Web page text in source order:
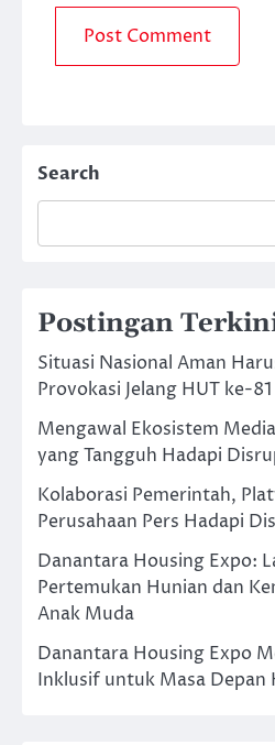
Search
Postingan
Situasi Nasional Aman
Provokasi Jelang HUT ke-81
Mengawal Ekosistem
yang Tangguh Hadapi
Kolaborasi Pemerintah,
Perusahaan Pers Hadapi
Danantara Housing Expo:
Pertemukan Hunian dan
Anak Muda
Danantara Housing Expo
Inklusif untuk Masa Depan